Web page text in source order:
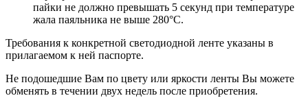
пайки не должно превышать 5 секунд при температуре
жала паяльника не выше 280°С.
Требования к конкретной светодиодной ленте указаны в
прилагаемом к ней паспорте.
Не подошедшие Вам по цвету или яркости ленты Вы можете
обменять в течении двух недель после приобретения.